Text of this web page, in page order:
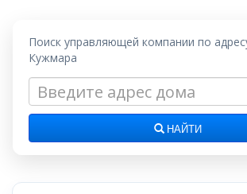
Поиск управляющей компании по
Кужмара
НАЙТИ